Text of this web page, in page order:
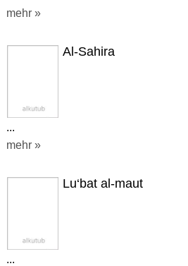
mehr »
Al-Sahira
...
mehr »
Lu‘bat al-maut
...